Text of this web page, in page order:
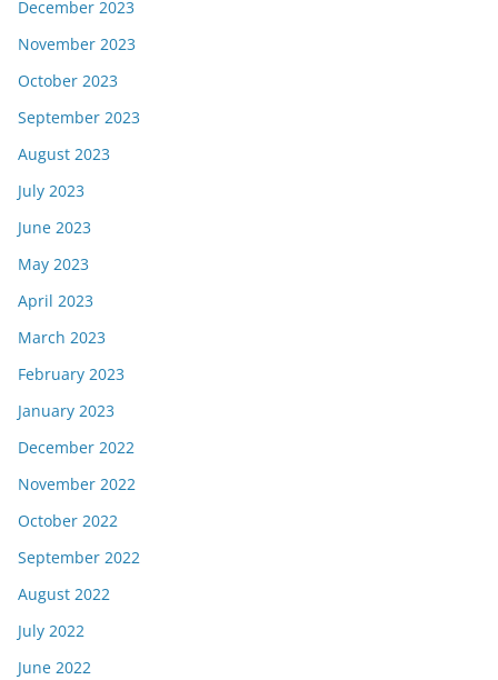
December 2023
November 2023
October 2023
September 2023
August 2023
July 2023
June 2023
May 2023
April 2023
March 2023
February 2023
January 2023
December 2022
November 2022
October 2022
September 2022
August 2022
July 2022
June 2022